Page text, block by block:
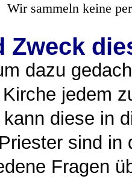
Wir sammeln keine
Zweck
dazu
jedem
diese in
sind in
Fragen